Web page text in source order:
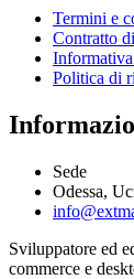
Termini e
Contratto
Politica di
Sede
Odessa,
Sviluppatore ed
commerce e